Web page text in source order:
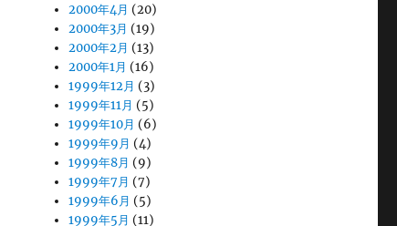
2000年4月 (20)
2000年3月 (19)
2000年2月 (13)
2000年1月 (16)
1999年12月 (3)
1999年11月 (5)
1999年10月 (6)
1999年9月 (4)
1999年8月 (9)
1999年7月 (7)
1999年6月 (5)
1999年5月 (11)